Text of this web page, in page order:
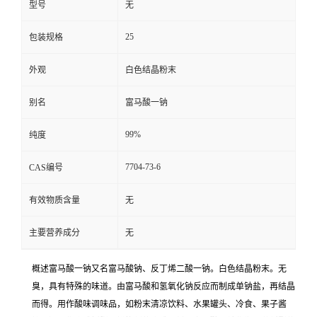
型号 无
包装规格 25
外观 白色结晶粉末
别名 富马酸一钠
纯度 99%
CAS编号 7704-73-6
有效物质含量 无
主要营养成分 无
概述富马酸一钠又名富马酸钠、反丁烯二酸一钠。白色结晶粉末。无
臭，具有特殊的味道。由富马酸和氢氧化钠反应而制成单钠盐，再结晶
而得。用作酸味调味品，如粉末清凉饮料、水果罐头、冷食、果子酱